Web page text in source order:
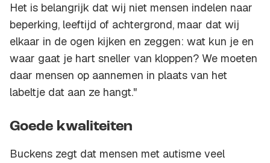
Het is belangrijk dat wij niet mensen indelen naar
beperking, leeftijd of achtergrond, maar dat wij
elkaar in de ogen kijken en zeggen: wat kun je en
waar gaat je hart sneller van kloppen? We moeten
daar mensen op aannemen in plaats van het
labeltje dat aan ze hangt."
Goede kwaliteiten
Buckens zegt dat mensen met autisme veel